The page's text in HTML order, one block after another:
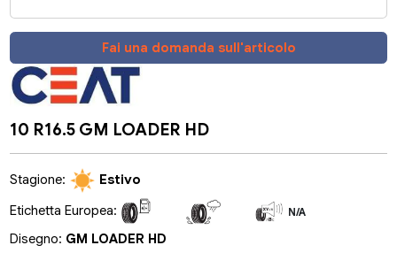
Fai una domanda sull'articolo
10 R16.5 GM LOADER HD
Stagione:
Estivo
Etichetta Europea:
N/A
Disegno: GM LOADER HD